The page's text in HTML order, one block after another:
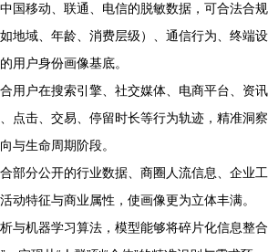
国移动、联通、电信的脱敏数据，可合法合规
地域、年龄、消费层级）、通信行为、终端设
用户身份画像基底。
用户在搜索引擎、社交媒体、电商平台、资讯
点击、交易、停留时长等行为轨迹，精准洞察
与生命周期阶段。
部分公开的行业数据、商圈人流信息、企业工
动特征与商业属性，使画像更为立体丰满。
与机器学习算法，模型能够将碎片化信息整合